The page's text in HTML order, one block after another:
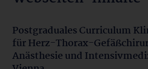
Postgraduales Curriculum
für Herz-Thorax-
Anästhesie und